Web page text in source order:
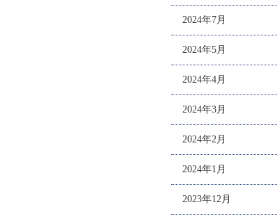
2024年7月
2024年5月
2024年4月
2024年3月
2024年2月
2024年1月
2023年12月